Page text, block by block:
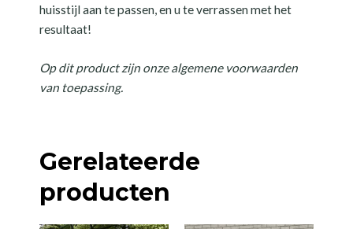
huisstijl aan te passen, en u te verrassen met het
resultaat!
Op dit product zijn onze algemene voorwaarden
van toepassing.
Gerelateerde
producten